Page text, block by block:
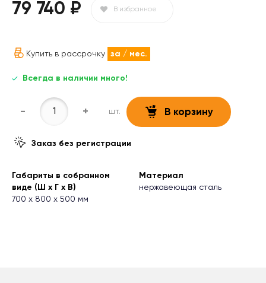
79 740 ₽ В избранное
Купить в рассрочку за / мес.
Всегда в наличии много!
- + шт. В корзину
Заказ без регистрации
Габариты в собранном
виде (Ш х Г х В)
700 х 800 х 500 мм
Материал
нержавеющая сталь